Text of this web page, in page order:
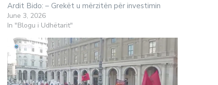
Ardit Bido: – Grekët u mërzitën për investimin
June 3, 2026
In "Blogu i Udhëtarit"